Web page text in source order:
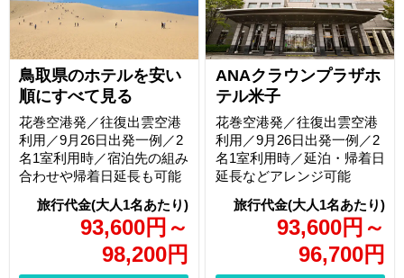
鳥取県のホテルを安い
順にすべて見る
93,600円 ～
98,200円
花巻空港発／往復出雲空港
利用／9月26日出発一例／2
名1室利用時／宿泊先の組み
合わせや帰着日延長も可能
ANAクラウンプラザホ
テル米子
93,600円 ～
96,700円
花巻空港発／往復出雲空港
利用／9月26日出発一例／2
名1室利用時／延泊・帰着日
延長などアレンジ可能